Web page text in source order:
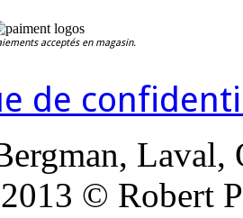
acceptés en magasin.
de
Laval,
© Robert